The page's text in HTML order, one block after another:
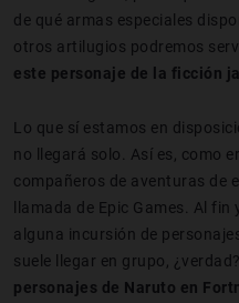
de qué armas especiales
otros artilugios podremos
este personaje de la ficción
Lo que sí estamos en
no llegará solo. Así es, como
compañeros de aventuras de
llamada de Epic Games. Al
alguna incursión de
suele llegar en grupo,
personajes de Naruto en